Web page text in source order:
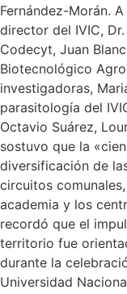
Fernández-Morán.
director del IVIC,
Codecyt, Juan
Biotecnológico
investigadoras,
parasitología del
Octavio Suárez,
sostuvo que la
diversificación de
circuitos
academia y los
recordó que el
territorio fue
durante la
Universidad